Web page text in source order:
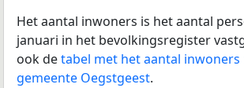
Het aantal inwoners is het aantal
januari in het bevolkingsregister
ook detabel met het aantal
gemeente Oegstgeest.